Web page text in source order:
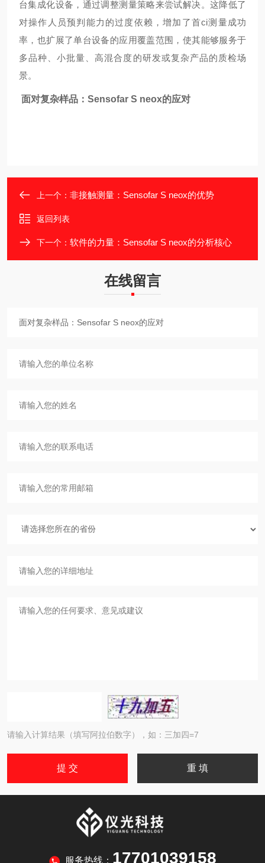
台集成化设备，通过调整测量策略来尝试解决。这降低了
对操作人员预判能力的过度依赖，增加了首ci测量成功
率，也扩展了单台设备的应用覆盖范围，使其能够服务于
多品种、小批量、高混合度的研发或复杂产品的质检场
景。
面对复杂样品：Sensofar S neox的应对
上一个： 非接触测量：Sensofar S neox的优势
返回列表
下一个： 软件的力量：Sensofar S neox的分析核心
在线留言
请输入计算结果（填写阿拉伯数字），如：三加四=7
服务热线： 17701039158